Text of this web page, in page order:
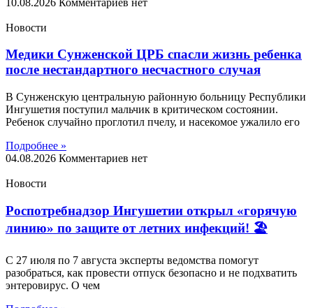
Новости
Медики Сунженской ЦРБ спасли жизнь ребенка
после нестандартного несчастного случая
В Сунженскую центральную районную больницу Республики
Ингушетия поступил мальчик в критическом состоянии.
Ребенок случайно проглотил пчелу, и насекомое ужалило его
Подробнее »
04.08.2026 Комментариев нет
Новости
Роспотребнадзор Ингушетии открыл «горячую
линию» по защите от летних инфекций! 🏖
С 27 июля по 7 августа эксперты ведомства помогут
разобраться, как провести отпуск безопасно и не подхватить
энтеровирус. О чем